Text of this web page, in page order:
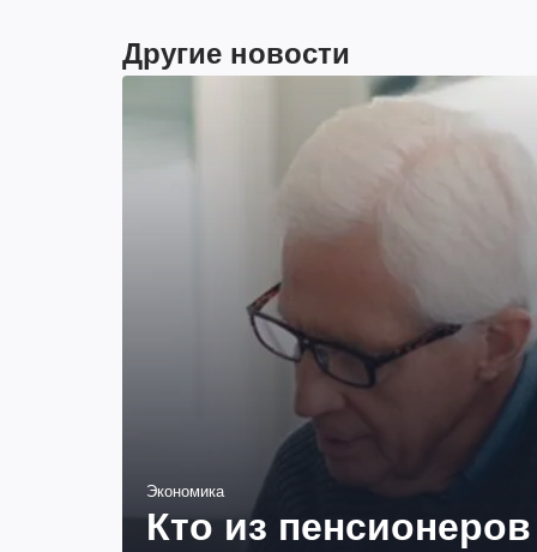
Другие новости
Экономика
Кто из